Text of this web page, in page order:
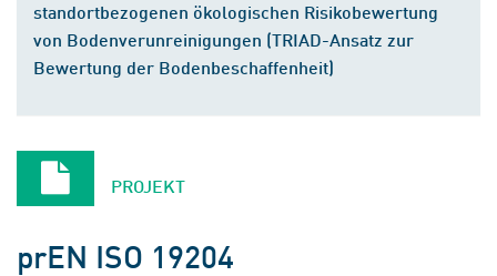
standortbezogenen ökologischen Risikobewertung
von Bodenverunreinigungen (TRIAD-Ansatz zur
Bewertung der Bodenbeschaffenheit)
PROJEKT
prEN ISO 19204